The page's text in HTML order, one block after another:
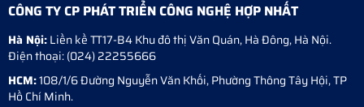
CÔNG TY CP PHÁT TRIỂN CÔNG NGHỆ HỢP NHẤT
Hà Nội:Liền kề TT17-B4 Khu đô thị Văn Quán,Hà Đông,Hà Nội.
Điện thoại:(024) 22255666
HCM:108/1/6 Đường Nguyễn Văn Khối, Phường Thông Tây Hội, TP
Hồ Chí Minh.